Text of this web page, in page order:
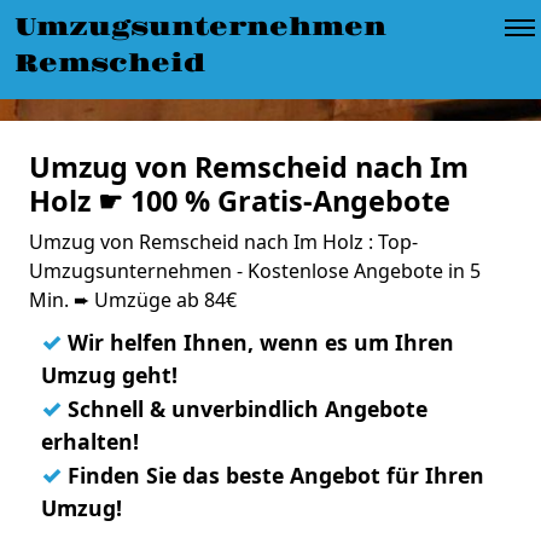
Umzugsunternehmen
Remscheid
Umzug von Remscheid nach Im
Holz ☛ 100 % Gratis-Angebote
Umzug von Remscheid nach Im Holz : Top-
Umzugsunternehmen - Kostenlose Angebote in 5
Min. ➨ Umzüge ab 84€
✓ Wir helfen Ihnen, wenn es um Ihren
Umzug geht!
✓ Schnell & unverbindlich Angebote
erhalten!
✓ Finden Sie das beste Angebot für Ihren
Umzug!